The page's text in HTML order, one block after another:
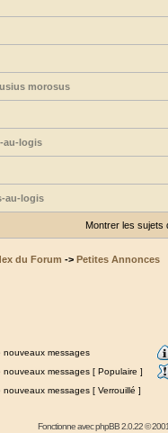
morosus
au-logis
au-logis
Montrer les sujets
du Forum -> Petites Annonces
nouveaux messages
nouveaux messages [ Populaire ]
nouveaux messages [ Verrouillé ]
Fonctionne avecphpBB2.0.22 ©